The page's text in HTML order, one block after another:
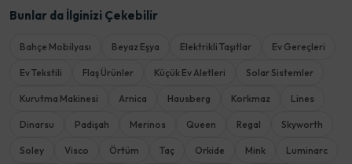
Bunlar da İlginizi Çekebilir
Bahçe Mobilyası Beyaz Eşya Elektrikli Taşıtlar Ev Gereçleri
Ev Tekstili Flaş Ürünler Küçük Ev Aletleri Solar Sistemler
Kurutma Makinesi Arnica Hausberg Korkmaz Lines
Dinarsu Padişah Merinos Queen Regal Skyworth
Soley Visco Örtüm Taç Orkide Mink Luminarc